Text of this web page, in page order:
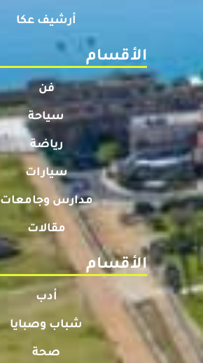
أرشيف عكا
الأقسام
فن
سياحة
رياضة
سيارات
مدارس وجامعات
مقالات
الأقسام
أدب
شباب وصبايا
صحة